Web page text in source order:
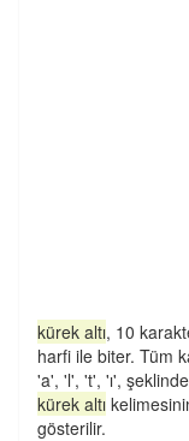
kürek altı, 10
harfi ile biter. Tüm
'a', 'l', 't', 'ı',
kürek altı
gösterilir.